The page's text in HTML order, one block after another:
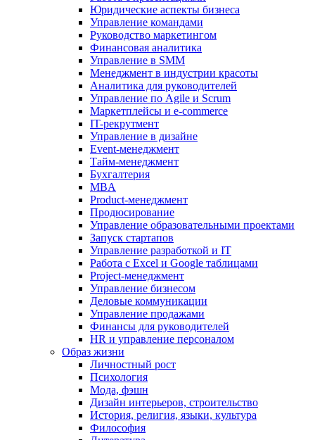
Юридические аспекты бизнеса
Управление командами
Руководство маркетингом
Финансовая аналитика
Управление в SMM
Менеджмент в индустрии красоты
Аналитика для руководителей
Управление по Agile и Scrum
Маркетплейсы и e-commerce
IT-рекрутмент
Управление в дизайне
Event-менеджмент
Тайм-менеджмент
Бухгалтерия
MBA
Product-менеджмент
Продюсирование
Управление образовательными проектами
Запуск стартапов
Управление разработкой и IT
Работа с Excel и Google таблицами
Project-менеджмент
Управление бизнесом
Деловые коммуникации
Управление продажами
Финансы для руководителей
HR и управление персоналом
Образ жизни
Личностный рост
Психология
Мода, фэшн
Дизайн интерьеров, строительство
История, религия, языки, культура
Философия